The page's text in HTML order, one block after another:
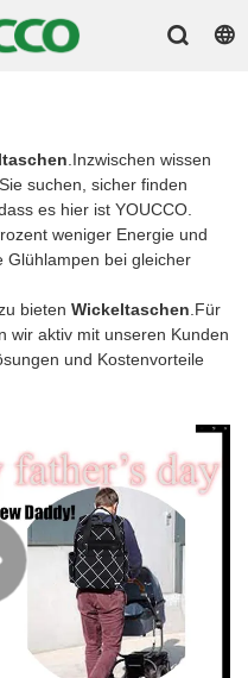
.Inzwischen wissen
suchen, sicher finden
es hier ist YOUCCO.
weniger Energie und
Glühlampen bei gleicher
bieten Wickeltaschen.Für
wir aktiv mit unseren Kunden
und Kostenvorteile